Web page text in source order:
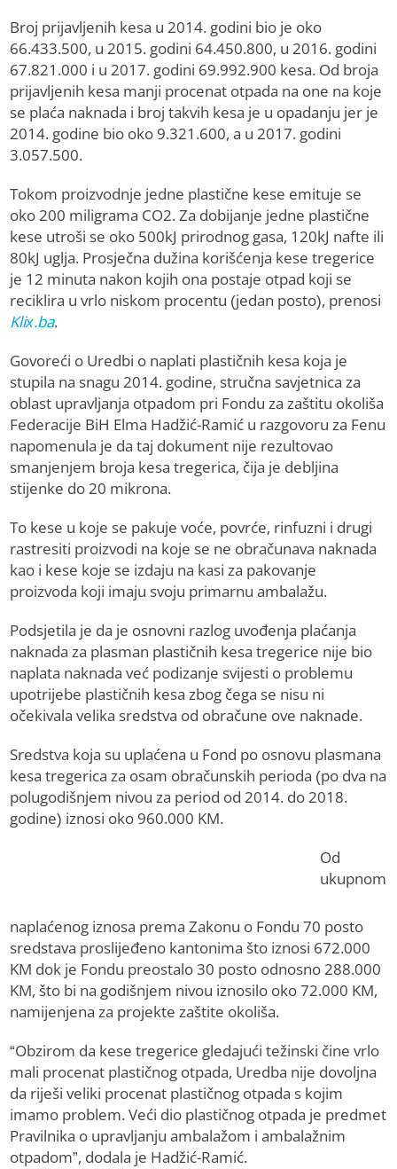
Broj prijavljenih kesa u 2014. godini bio je oko
66.433.500, u 2015. godini 64.450.800, u 2016. godini
67.821.000 i u 2017. godini 69.992.900 kesa. Od broja
prijavljenih kesa manji procenat otpada na one na koje
se plaća naknada i broj takvih kesa je u opadanju jer je
2014. godine bio oko 9.321.600, a u 2017. godini
3.057.500.
Tokom proizvodnje jedne plastične kese emituje se
oko 200 miligrama CO2. Za dobijanje jedne plastične
kese utroši se oko 500kJ prirodnog gasa, 120kJ nafte ili
80kJ uglja. Prosječna dužina korišćenja kese tregerice
je 12 minuta nakon kojih ona postaje otpad koji se
reciklira u vrlo niskom procentu (jedan posto), prenosi
Klix.ba.
Govoreći o Uredbi o naplati plastičnih kesa koja je
stupila na snagu 2014. godine, stručna savjetnica za
oblast upravljanja otpadom pri Fondu za zaštitu okoliša
Federacije BiH Elma Hadžić-Ramić u razgovoru za Fenu
napomenula je da taj dokument nije rezultovao
smanjenjem broja kesa tregerica, čija je debljina
stijenke do 20 mikrona.
To kese u koje se pakuje voće, povrće, rinfuzni i drugi
rastresiti proizvodi na koje se ne obračunava naknada
kao i kese koje se izdaju na kasi za pakovanje
proizvoda koji imaju svoju primarnu ambalažu.
Podsjetila je da je osnovni razlog uvođenja plaćanja
naknada za plasman plastičnih kesa tregerice nije bio
naplata naknada već podizanje svijesti o problemu
upotrijebe plastičnih kesa zbog čega se nisu ni
očekivala velika sredstva od obračune ove naknade.
Sredstva koja su uplaćena u Fond po osnovu plasmana
kesa tregerica za osam obračunskih perioda (po dva na
polugodišnjem nivou za period od 2014. do 2018.
godine) iznosi oko 960.000 KM.
Od
ukupnom
naplaćenog iznosa prema Zakonu o Fondu 70 posto
sredstava proslijeđeno kantonima što iznosi 672.000
KM dok je Fondu preostalo 30 posto odnosno 288.000
KM, što bi na godišnjem nivou iznosilo oko 72.000 KM,
namijenjena za projekte zaštite okoliša.
“Obzirom da kese tregerice gledajući težinski čine vrlo
mali procenat plastičnog otpada, Uredba nije dovoljna
da riješi veliki procenat plastičnog otpada s kojim
imamo problem. Veći dio plastičnog otpada je predmet
Pravilnika o upravljanju ambalažom i ambalažnim
otpadom”, dodala je Hadžić-Ramić.